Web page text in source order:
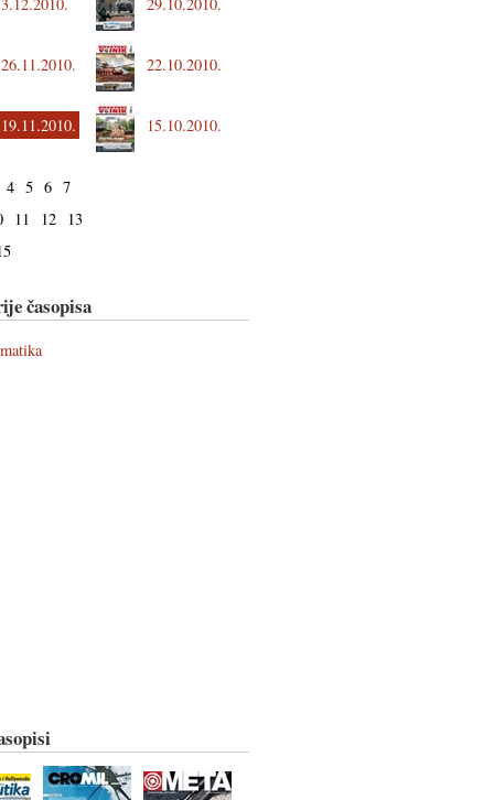
3.12.2010. 29.10.2010.
26.11.2010. 22.10.2010.
19.11.2010. 15.10.2010.
4 5 6 7
11 12
13
časopisa